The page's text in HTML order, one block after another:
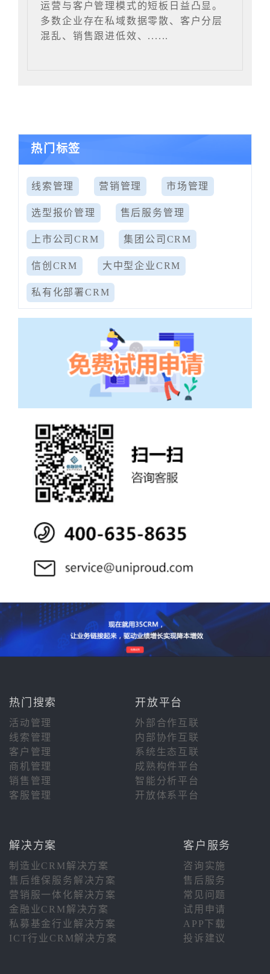
运营与客户管理模式的短板日益凸显。
多数企业存在私域数据零散、客户分层
混乱、销售跟进低效、......
热门标签
线索管理 营销管理 市场管理
选型报价管理 售后服务管理
上市公司CRM 集团公司CRM
信创CRM 大中型企业CRM
私有化部署CRM
热门搜索 开放平台
活动管理
外部合作互联
线索管理
内部协作互联
客户管理
系统生态互联
商机管理
成熟构件平台
销售管理
智能分析平台
客服管理
开放体系平台
解决方案 客户服务
制造业CRM解决方案
咨询实施
售后维保服务解决方案
售后服务
营销服一体化解决方案
常见问题
金融业CRM解决方案
试用申请
私募基金行业解决方案
APP下载
ICT行业CRM解决方案
投诉建议